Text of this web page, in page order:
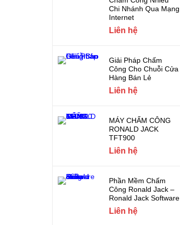
Chi Nhánh Qua Mạng
Internet
Liên hệ
Giải Pháp Chấm
Công Cho Chuỗi Cửa
Hàng Bán Lẻ
Liên hệ
MÁY CHẤM CÔNG
RONALD JACK
TFT900
Liên hệ
Phần Mềm Chấm
Công Ronald Jack –
Ronald Jack Software
Liên hệ